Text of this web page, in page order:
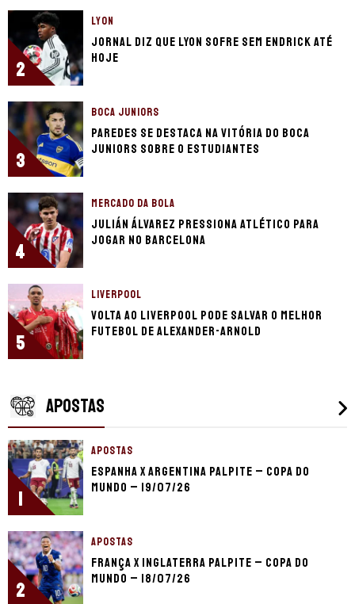
2
LYON
Jornal diz que Lyon sofre sem Endrick até
hoje
3
BOCA JUNIORS
Paredes se destaca na vitória do Boca
Juniors sobre o Estudiantes
4
MERCADO DA BOLA
Julián Álvarez pressiona Atlético para
jogar no Barcelona
5
LIVERPOOL
Volta ao Liverpool pode salvar o melhor
futebol de Alexander-Arnold
APOSTAS
1
APOSTAS
Espanha x Argentina palpite – Copa do
Mundo – 19/07/26
2
APOSTAS
França x Inglaterra palpite – Copa do
Mundo – 18/07/26